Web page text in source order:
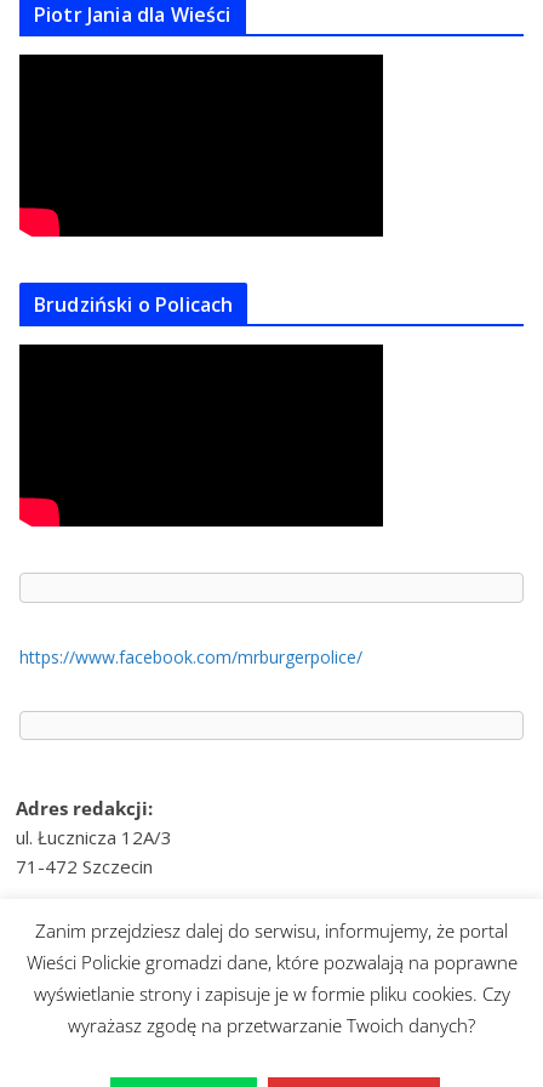
Piotr Jania dla Wieści
Brudziński o Policach
https://www.facebook.com/mrburgerpolice/
Adres redakcji:
ul. Łucznicza 12A/3
71-472 Szczecin
e-mail:wiesci@telvinet.pl
tel. kom.:509-609-170
Prawa autorskie © 2026Wieści Polickie. Wszystkie prawa
zastrzeżone.
Zanim przejdziesz dalej do serwisu, informujemy, że portal
Wieści Polickie gromadzi dane, które pozwalają na poprawne
wyświetlanie strony i zapisuje je w formie pliku cookies. Czy
wyrażasz zgodę na przetwarzanie Twoich danych?